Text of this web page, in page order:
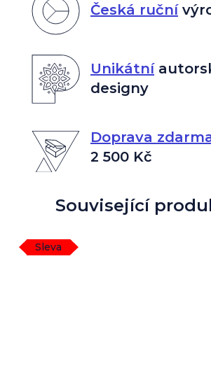
Česká ruční
Unikátní
designy
Doprava
2 500 Kč
Související
Sleva